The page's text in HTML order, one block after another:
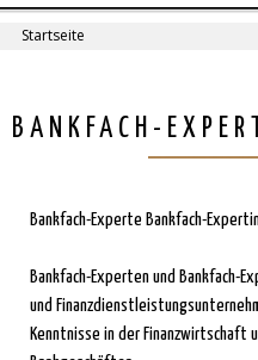
sind
Startseite
Back
toBANKFACH-
Bankfach-Experte Bankfach-
Bankfach-Experten und Bankfach-
und
Kenntnisse in der Finanzwirtschaft